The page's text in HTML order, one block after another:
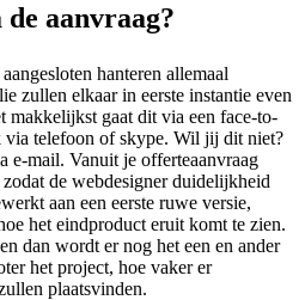
aanvraag?
hanteren allemaal
zullen elkaar in eerste instantie even
makkelijkst gaat dit via een face-to-
via telefoon of skype. Wil jij dit niet?
e-mail. Vanuit je offerteaanvraag
de webdesigner duidelijkheid
aan een eerste ruwe versie,
het eindproduct eruit komt te zien.
dan wordt er nog het een en ander
het project, hoe vaker er
plaatsvinden.